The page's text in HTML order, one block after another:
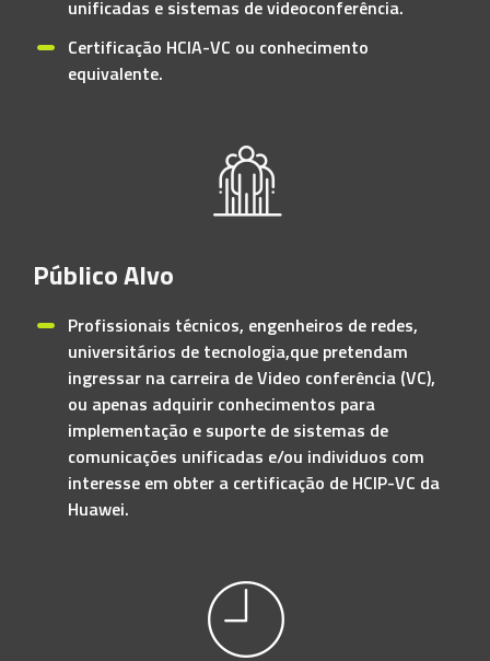
unificadas e sistemas de videoconferência.
Certificação HCIA-VC ou conhecimento
equivalente.
Público Alvo
Profissionais técnicos, engenheiros de redes,
universitários de tecnologia,que pretendam
ingressar na carreira de Video conferência (VC),
ou apenas adquirir conhecimentos para
implementação e suporte de sistemas de
comunicações unificadas e/ou individuos com
interesse em obter a certificação de HCIP-VC da
Huawei.